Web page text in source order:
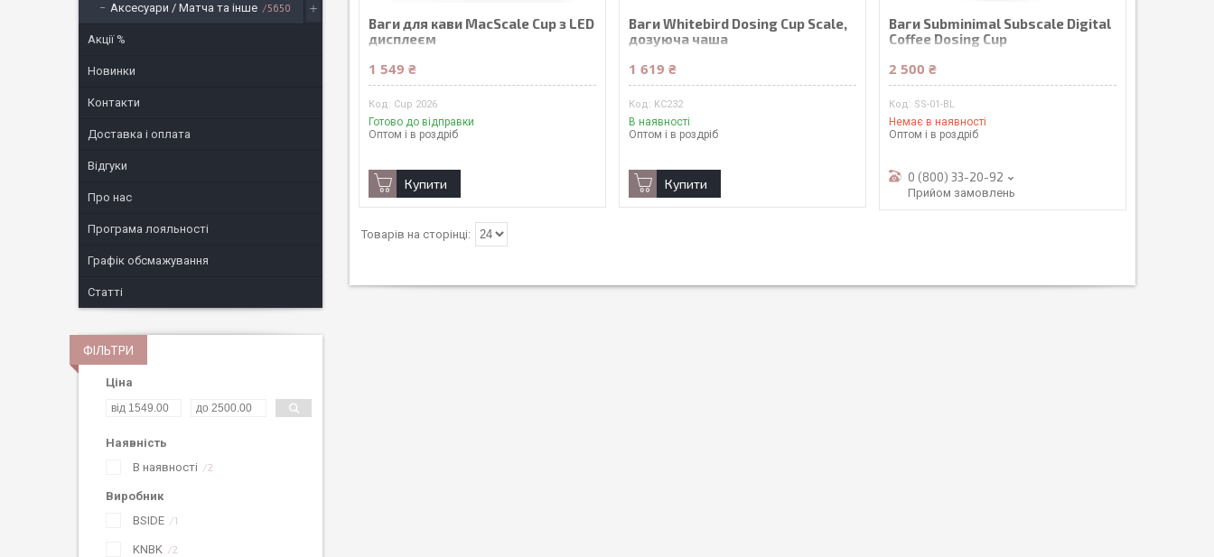
Ваги для кави MacScale Cup з LED
дисплеєм
1 549 ₴
Cup 2026
Готово до відправки
Оптом і в роздріб
Купити
Ваги Whitebird Dosing Cup Scale,
дозуюча чаша
1 619 ₴
KC232
В наявності
Оптом і в роздріб
Купити
Ваги Subminimal Subscale Digital
Coffee Dosing Cup
2 500 ₴
SS-01-BL
Немає в наявності
Оптом і в роздріб
0 (800) 33-20-92
Прийом замовлень
Аксесуари / Матча та інше 5650
Акції %
Новинки
Контакти
Доставка і оплата
Відгуки
Про нас
Програма лояльності
Графік обсмажування
Статті
ФІЛЬТРИ
Ціна
Наявність
В наявності
2
Виробник
BSIDE
1
KNBK 2